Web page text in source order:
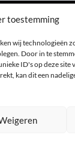
toestemming
wij technologieën
Door in te
ID's op deze site
kan dit een
we
6